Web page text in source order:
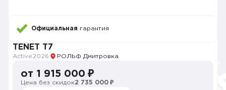
Официальная гарантия
TENET T7
Active2026 РОЛЬФ Дмитровка
от 1 915 000 ₽
Цена без скидок2 735 000 ₽